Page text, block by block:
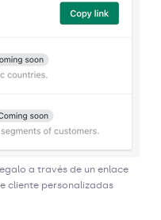
a través de un enlace
cliente personalizadas